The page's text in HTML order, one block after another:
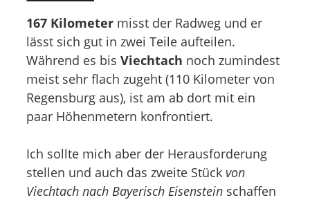
167 Kilometer misst der Radweg und er
lässt sich gut in zwei Teile aufteilen.
Während es bis Viechtach noch zumindest
meist sehr flach zugeht (110 Kilometer von
Regensburg aus), ist am ab dort mit ein
paar Höhenmetern konfrontiert.
Ich sollte mich aber der Herausforderung
stellen und auch das zweite Stück von
Viechtach nach Bayerisch Eisenstein schaffen